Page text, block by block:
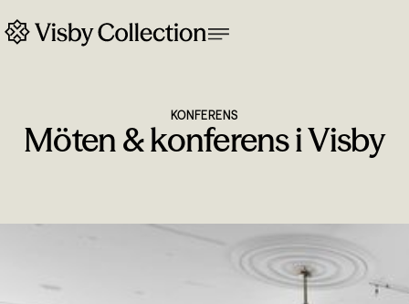
KONFERENS
Möten & konferens i Visby